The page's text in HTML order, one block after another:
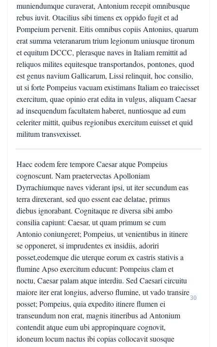
muniendumque curaverat, Antonium recepit omnibusque
rebus iuvit. Otacilius sibi timens ex oppido fugit et ad
Pompeium pervenit. Eitis omnibus copiis Antonius, quarum
erat summa veteranarum trium legionum uniusque tironum
et equitum DCCC, plerasque naves in Italiam remittit ad
reliquos milites equitesque transportandos, pontones, quod
est genus navium Gallicarum, Lissi relinquit, hoc consilio,
ut si forte Pompeius vacuam existimans Italiam eo traiecisset
exercitum, quae opinio erat edita in vulgus, aliquam Caesar
ad insequendum facultatem haberet, nuntiosque ad eum
celeriter mittit, quibus regionibus exercitum euisset et quid
militum transvexisset.
Haec eodem fere tempore Caesar atque Pompeius
cognoscunt. Nam praetervectas Apolloniam
Dyrrachiumque naves viderant ipsi, ut iter secundum eas
terra direxerant, sed quo essent eae delatae, primus
diebus ignorabant. Cognitaque re diversa sibi ambo
consilia capiunt: Caesar, ut quam primum se cum
Antonio coniungeret; Pompeius, ut venientibus in itinere
se opponeret, si imprudentes ex insidiis, adoriri
posset,eodemque die uterque eorum ex castris stativis a
flumine Apso exercitum educunt: Pompeius clam et
noctu, Caesar palam atque interdiu. Sed Caesari circuitu
maiore iter erat longius, adverso flumine, ut vado transire
posset; Pompeius, quia expedito itinere flumen ei
transeundum non erat, magnis itineribus ad Antonium
contendit atque eum ubi appropinquare cognovit,
idoneum locum nactus ibi copias collocavit suosque
30